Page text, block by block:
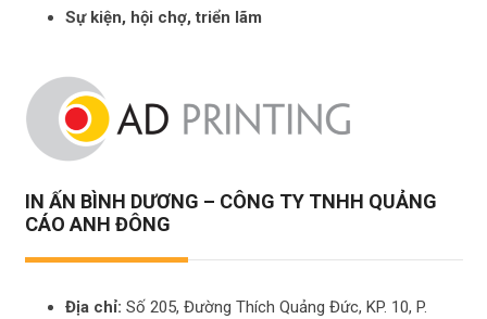
Sự kiện, hội chợ, triển lãm
IN ẤN BÌNH DƯƠNG – CÔNG TY TNHH QUẢNG
CÁO ANH ĐÔNG
Địa chỉ: Số 205, Đường Thích Quảng Đức, KP. 10, P.